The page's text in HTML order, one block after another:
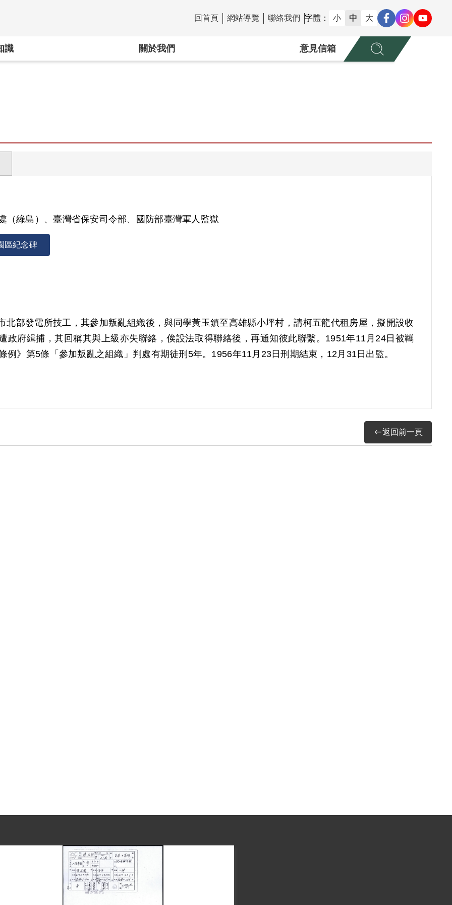
:::
回首頁 網站導覽 聯絡我們 字體： 小 中 大
識 關於我們 意見信箱
（綠島）、臺灣省保安司令部、國防部臺灣軍人監獄
區紀念碑
部發電所技工，其參加叛亂組織後，與同學黃玉鎮至高雄縣小坪村，請柯五龍代租房屋，擬開設收
政府緝捕，其回稱其與上級亦失聯絡，俟設法取得聯絡後，再通知彼此聯繫。1951年11月24日被羈
》第5條「參加叛亂之組織」判處有期徒刑5年。1956年11月23日刑期結束，12月31日出監。
月經第4屆第6次董監事會審核通過予以補償。補償理由為原判決認定其參加叛亂組織，僅以證人柯
返回前一頁